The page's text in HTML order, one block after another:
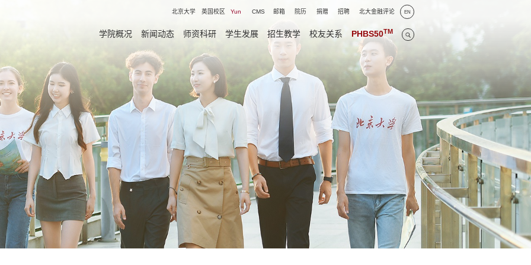
北京大学 英国校区 Yun CMS 邮箱 院历 捐赠 招聘 北大金融评论 EN
学院概况 新闻动态 师资科研 学生发展 招生教学 校友关系 PHBS50TM